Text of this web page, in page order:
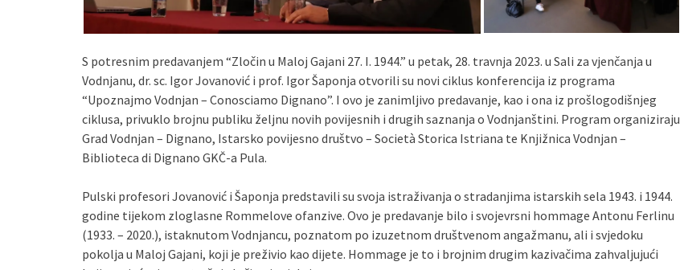
S potresnim predavanjem “Zločin u Maloj Gajani 27. I. 1944.” u petak, 28. travnja 2023. u Sali za vjenčanja u
Vodnjanu, dr. sc. Igor Jovanović i prof. Igor Šaponja otvorili su novi ciklus konferencija iz programa
“Upoznajmo Vodnjan – Conosciamo Dignano”. I ovo je zanimljivo predavanje, kao i ona iz prošlogodišnjeg
ciklusa, privuklo brojnu publiku željnu novih povijesnih i drugih saznanja o Vodnjanštini. Program organiziraju
Grad Vodnjan – Dignano, Istarsko povijesno društvo – Società Storica Istriana te Knjižnica Vodnjan –
Biblioteca di Dignano GKČ-a Pula.
Pulski profesori Jovanović i Šaponja predstavili su svoja istraživanja o stradanjima istarskih sela 1943. i 1944.
godine tijekom zloglasne Rommelove ofanzive. Ovo je predavanje bilo i svojevrsni hommage Antonu Ferlinu
(1933. – 2020.), istaknutom Vodnjancu, poznatom po izuzetnom društvenom angažmanu, ali i svjedoku
pokolja u Maloj Gajani, koji je preživio kao dijete. Hommage je to i brojnim drugim kazivačima zahvaljujući